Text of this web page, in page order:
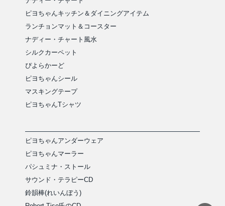
ピヨちゃんキッチン＆ダイニングアイテム
ランチョンマット＆コースター
ナディー・チャート風水
シルクカーペット
ぴよらかーど
ピヨちゃんシール
マスキングテープ
ピヨちゃんTシャツ
ピヨちゃんアンダーウェア
ピヨちゃんマーラー
パシュミナ・ストール
サウンド・テラピーCD
鈴韻棒(れいんぼう)